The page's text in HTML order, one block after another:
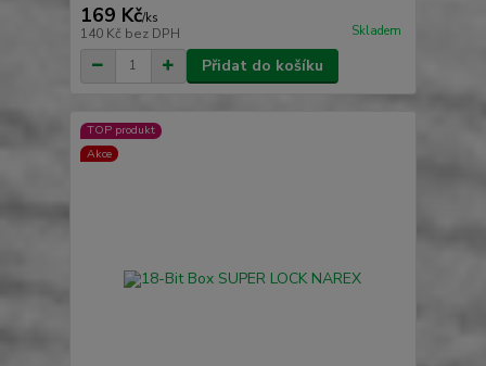
169 Kč/ks
140 Kč bez DPH Skladem
Přidat do košíku
TOP produkt
Akce